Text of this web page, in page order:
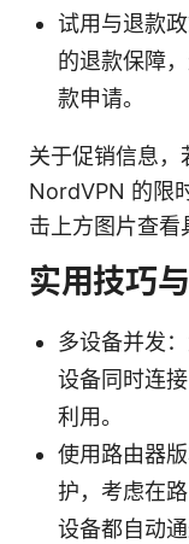
试用与退款
的退款保障
款申请。
关于促销信息，
NordVPN 的限
击上方图片查看
实用技巧
多设备并发
设备同时连
利用。
使用路由器
护，考虑在
设备都自动通